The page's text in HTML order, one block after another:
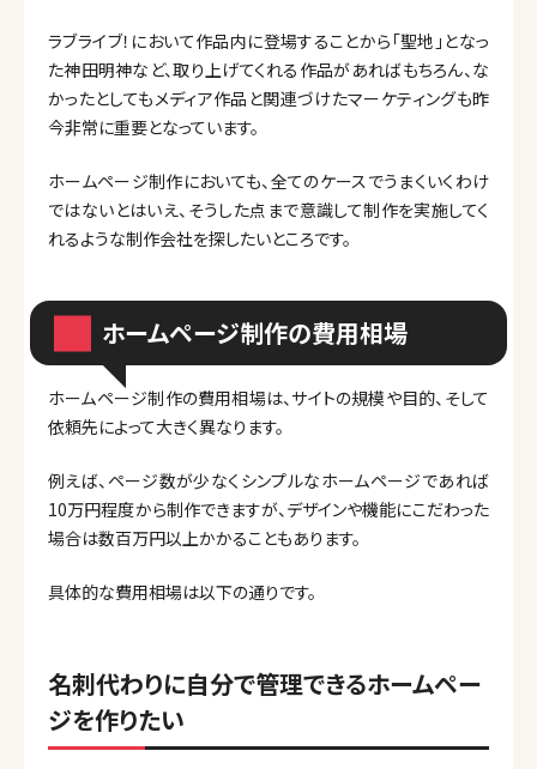
ラブライブ！において作品内に登場することから「聖地」となっ
た神田明神など、取り上げてくれる作品があればもちろん、な
かったとしてもメディア作品と関連づけたマーケティングも昨
今非常に重要となっています。
ホームページ制作においても、全てのケースでうまくいくわけ
ではないとはいえ、そうした点まで意識して制作を実施してく
れるような制作会社を探したいところです。
ホームページ制作の費用相場
ホームページ制作の費用相場は、サイトの規模や目的、そして
依頼先によって大きく異なります。
例えば、ページ数が少なくシンプルなホームページであれば
10万円程度から制作できますが、デザインや機能にこだわった
場合は数百万円以上かかることもあります。
具体的な費用相場は以下の通りです。
名刺代わりに自分で管理できるホームペー
ジを作りたい